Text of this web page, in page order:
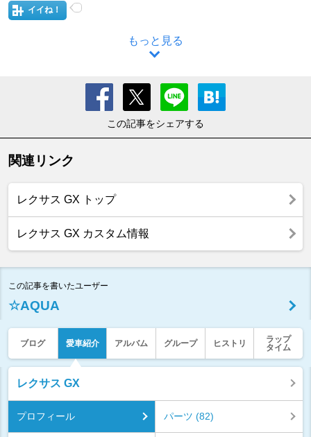
イイね！
もっと見る
この記事をシェアする
関連リンク
レクサス GX トップ
レクサス GX カスタム情報
この記事を書いたユーザー
☆AQUA
ブログ 愛車紹介 アルバム グループ ヒストリ
ラップ
タイム
レクサス GX
プロフィール パーツ (82)